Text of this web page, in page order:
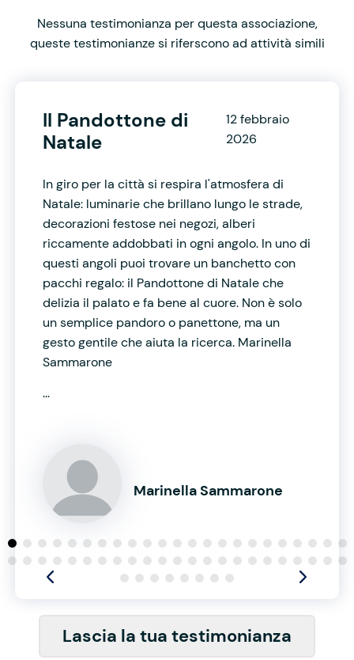
Nessuna testimonianza per questa associazione,
queste testimonianze si riferscono ad attività simili
Il Pandottone di
Natale
12 febbraio
2026
In giro per la città si respira l'atmosfera di
Natale: luminarie che brillano lungo le strade,
decorazioni festose nei negozi, alberi
riccamente addobbati in ogni angolo. In uno di
questi angoli puoi trovare un banchetto con
pacchi regalo: il Pandottone di Natale che
delizia il palato e fa bene al cuore. Non è solo
un semplice pandoro o panettone, ma un
gesto gentile che aiuta la ricerca. Marinella
Sammarone
...
Marinella Sammarone
Lascia la tua testimonianza